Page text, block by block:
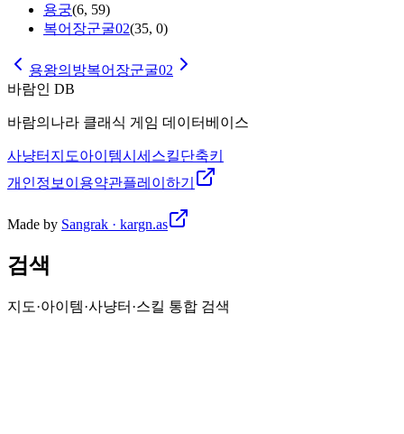
용궁(6, 59)
복어장군굴02(35, 0)
용왕의방복어장군굴02
바람인 DB
바람의나라 클래식 게임 데이터베이스
사냥터 지도아이템시세 스킬단축키
개인정보 이용약관플레이하기
Made by Sangrak · kargn.as
검색
지도·아이템·사냥터·스킬 통합 검색